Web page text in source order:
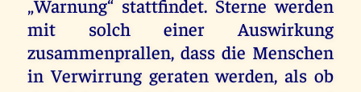
„Warnung“ stattfindet. Sterne werden
mit solch einer Auswirkung
zusammenprallen, dass die Menschen
in Verwirrung geraten werden, als ob